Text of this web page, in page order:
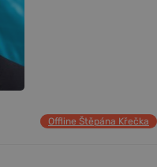
Offline Štěpána Křečka